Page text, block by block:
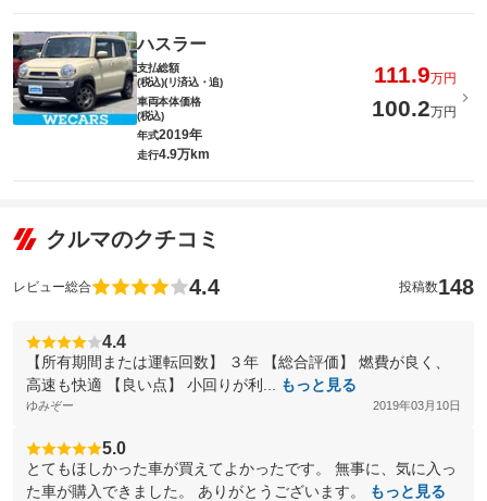
ハスラー
支払総額
(税込)(リ済込・追)
111.9万円
車両本体価格
(税込)
100.2万円
年式2019年
走行4.9万km
クルマのクチコミ
レビュー総合 4.4 投稿数148
4.4
【所有期間または運転回数】 ３年 【総合評価】 燃費が良く、
高速も快適 【良い点】 小回りが利...
もっと見る
ゆみぞー 2019年03月10日
5.0
とてもほしかった車が買えてよかったです。 無事に、気に入っ
た車が購入できました。 ありがとうございます。
もっと見る